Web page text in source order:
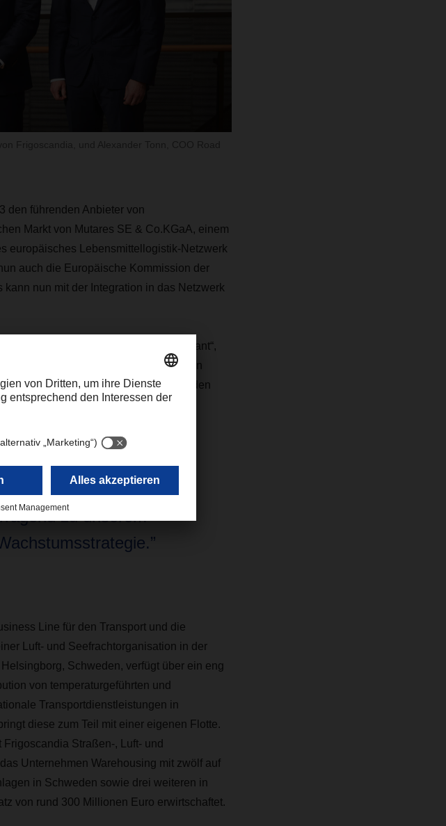
den führenden Anbieter von
Markt von Mutares SE & Co.KGaA, einem
europäisches Lebensmittellogistik-Netzwerk
auch die Europäische Kommission der
nun mit der Integration in das Netzwerk
in Skandinavien signifikant“,
ist die Integration in DACHSER ein
in einem dynamisch wachsenden
Geschäft und zu unserer
ein gemeinsames Werte- und
zu unserem
Line für den Transport und die
Luft- und Seefrachtorganisation in der
Schweden, verfügt über ein eng
von temperaturgeführten und
Transportdienstleistungen in
diese zum Teil mit einer eigenen Flotte.
Straßen-, Luft- und
Unternehmen Warehousing mit zwölf auf
in Schweden sowie drei weiteren in
von rund 300 Millionen Euro erwirtschaftet.